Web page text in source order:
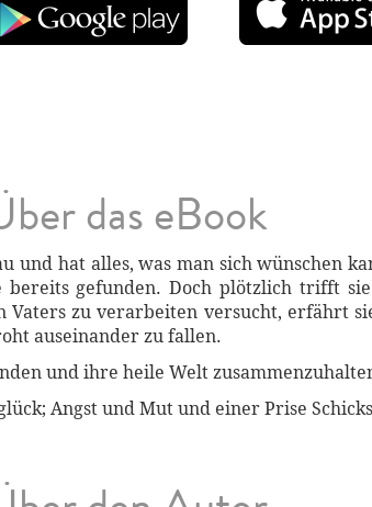
das eBook
und hat alles, was man sich wünschen
gefunden. Doch plötzlich trifft sie
Vaters zu verarbeiten versucht, erfährt
auseinander zu fallen.
und ihre heile Welt
Angst und Mut und einer Prise